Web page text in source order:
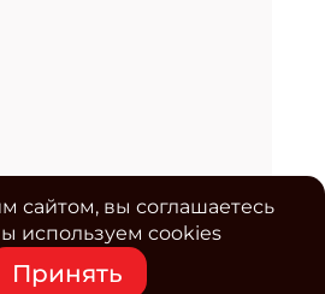
сайтом, вы соглашаетесь
используем cookies
Принять